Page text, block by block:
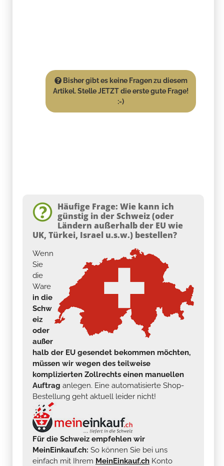
Bisher gibt es keine Fragen zu diesem
Artikel. Stelle JETZT die erste gute Frage!
:-)
Häufige Frage: Wie kann ich
günstig in der Schweiz (oder
Ländern außerhalb der EU wie
UK, Türkei, Israel u.s.w.) bestellen?
Wenn
Sie
die
Ware
in die
Schw
eiz
oder
außer
halb der EU gesendet bekommen möchten,
müssen wir wegen des teilweise
komplizierten Zollrechts einen manuellen
Auftrag anlegen. Eine automatisierte Shop-
Bestellung geht aktuell leider nicht!
Für die Schweiz empfehlen wir
MeinEinkauf.ch: So können Sie bei uns
einfach mit Ihrem MeinEinkauf.ch Konto